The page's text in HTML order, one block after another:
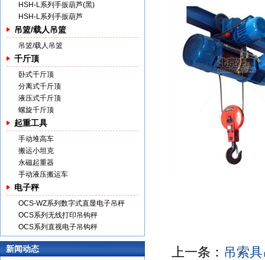
HSH-L系列手扳葫芦(黑)
HSH-L系列手扳葫芦
吊篮/载人吊篮
吊篮/载人吊篮
千斤顶
卧式千斤顶
分离式千斤顶
液压式千斤顶
螺旋千斤顶
起重工具
手动堆高车
搬运小坦克
永磁起重器
手动液压搬运车
电子秤
OCS-WZ系列数字式直显电子吊秤
OCS系列无线打印吊钩秤
OCS系列直视电子吊钩秤
新闻动态 上一条： 吊索